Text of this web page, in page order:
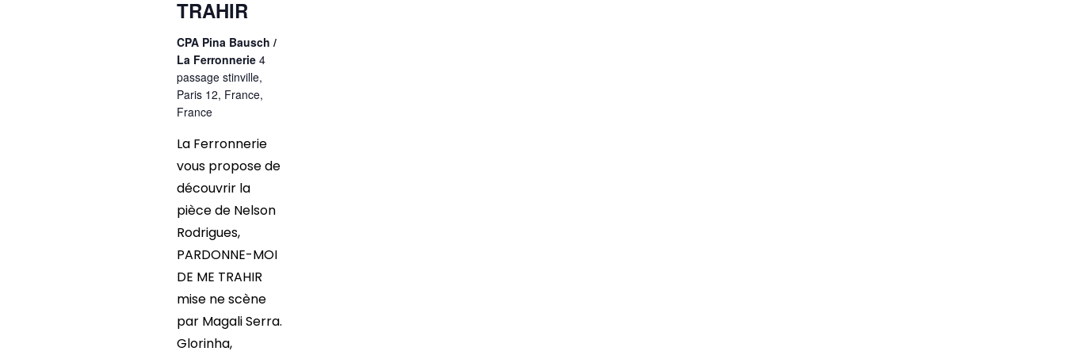
TRAHIR
CPA Pina Bausch /
La Ferronnerie4
passage stinville,
Paris 12, France,
France
La Ferronnerie
vous propose de
découvrir la
pièce de Nelson
Rodrigues,
PARDONNE-MOI
DE ME TRAHIR
mise ne scène
par Magali Serra.
Glorinha,